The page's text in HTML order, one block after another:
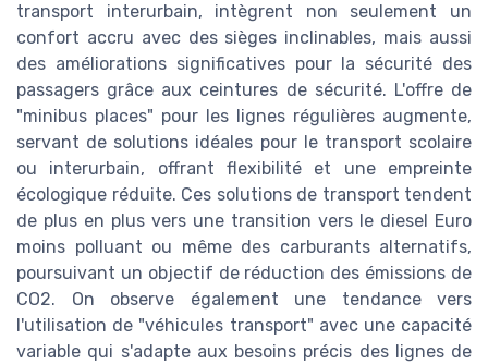
transport interurbain, intègrent non seulement un
confort accru avec des sièges inclinables, mais aussi
des améliorations significatives pour la sécurité des
passagers grâce aux ceintures de sécurité. L'offre de
"minibus places" pour les lignes régulières augmente,
servant de solutions idéales pour le transport scolaire
ou interurbain, offrant flexibilité et une empreinte
écologique réduite. Ces solutions de transport tendent
de plus en plus vers une transition vers le diesel Euro
moins polluant ou même des carburants alternatifs,
poursuivant un objectif de réduction des émissions de
CO2. On observe également une tendance vers
l'utilisation de "véhicules transport" avec une capacité
variable qui s'adapte aux besoins précis des lignes de